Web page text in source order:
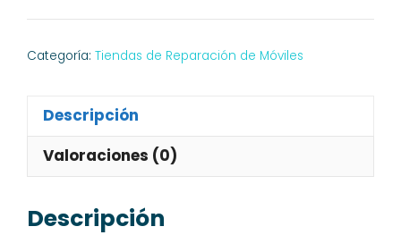
Categoría: Tiendas de Reparación de Móviles
Descripción
Valoraciones (0)
Descripción